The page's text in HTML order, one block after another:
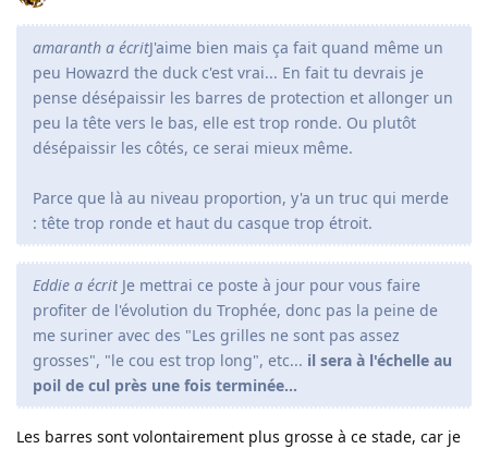
amaranth a écritJ'aime bien mais ça fait quand même un
peu Howazrd the duck c'est vrai... En fait tu devrais je
pense désépaissir les barres de protection et allonger un
peu la tête vers le bas, elle est trop ronde. Ou plutôt
désépaissir les côtés, ce serai mieux même.
Parce que là au niveau proportion, y'a un truc qui merde
: tête trop ronde et haut du casque trop étroit.
Eddie a écrit Je mettrai ce poste à jour pour vous faire
profiter de l'évolution du Trophée, donc pas la peine de
me suriner avec des "Les grilles ne sont pas assez
grosses", "le cou est trop long", etc... il sera à l'échelle au
poil de cul près une fois terminée...
Les barres sont volontairement plus grosse à ce stade, car je